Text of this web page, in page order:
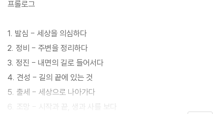
대 교양서 『지적 대화를 위한 넓고 얕은 지식』으로 대표적인 인문학
작가로 자리매김한 채사장이 5년 만에 다시 시리즈의 신작으로 돌
아왔다. 작가는 전작 1, 2권에 이어 3권이 아니라 0권 〈제로〉 편을
출간하며 전례 없는 시리즈 구성을 보임과 동시에, 0이라는 숫자로
인류의 방대한 지성사를 연결하며 깊은 지식까지 아울렀다. 그리고
이제 5년 만의 신작 ∞권 〈무한〉 편은 깊은 지식으로 잠영했다 삶으
프롤로그
1. 발심 - 세상을 의심하다
2. 정비 - 주변을 정리하다
3. 정진 - 내면의 길로 들어서다
4. 견성 - 길의 끝에 있는 것
5. 출세 - 세상으로 나아가다
6. 조망 - 시작과 끝, 생과 사를 보다